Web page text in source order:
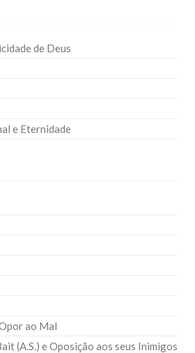
de Deus
e Eternidade
ao Mal
(A.S.) e Oposição aos seus Inimigos